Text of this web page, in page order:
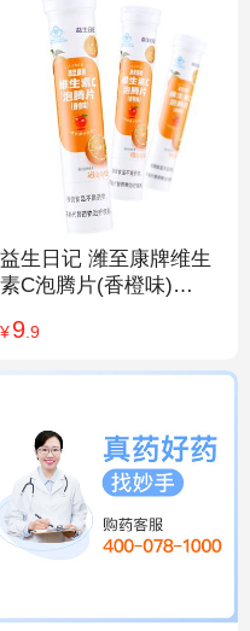
益生日记 潍至康牌维生
素C泡腾片(香橙味)
¥9.9